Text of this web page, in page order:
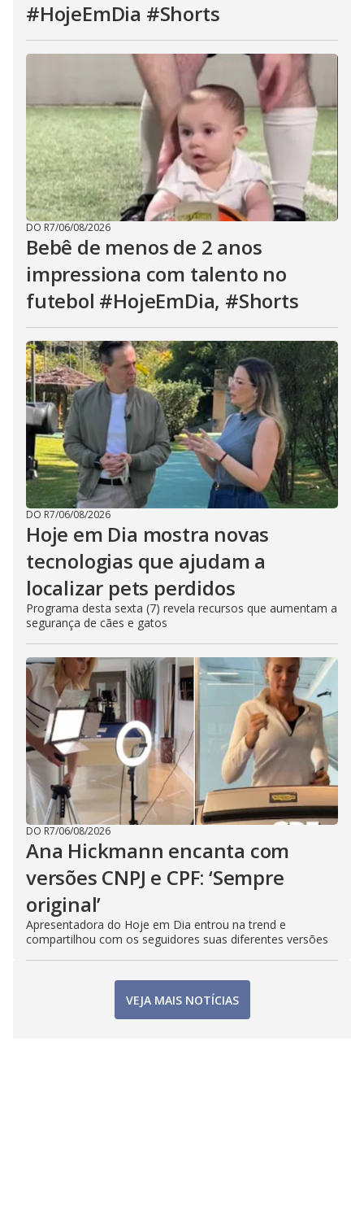
#HojeEmDia #Shorts
DO R7/06/08/2026
Bebê de menos de 2 anos
impressiona com talento no
futebol #HojeEmDia, #Shorts
DO R7/06/08/2026
Hoje em Dia mostra novas
tecnologias que ajudam a
localizar pets perdidos
Programa desta sexta (7) revela recursos que aumentam a
segurança de cães e gatos
DO R7/06/08/2026
Ana Hickmann encanta com
versões CNPJ e CPF: ‘Sempre
original’
Apresentadora do Hoje em Dia entrou na trend e
compartilhou com os seguidores suas diferentes versões
VEJA MAIS NOTÍCIAS